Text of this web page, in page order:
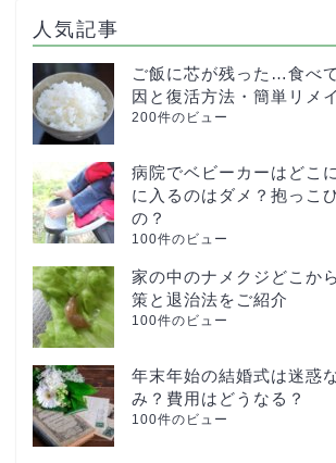
人気記事
ご飯に芯が残った…食べ
因と復活方法・簡単リメ
200件のビュー
病院でベビーカーはどこ
に入るのはダメ？抱っこ
の？
100件のビュー
家の中のナメクジどこか
策と退治法をご紹介
100件のビュー
年末年始の結婚式は迷惑
み？費用はどうなる？
100件のビュー